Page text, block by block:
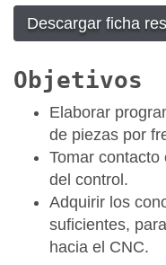
Descargar ficha
Objetivos
Elaborar
de piezas por
Tomar
del control.
Adquirir los
suficientes,
hacia el CNC.